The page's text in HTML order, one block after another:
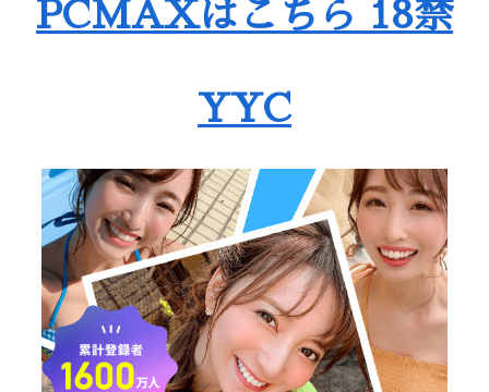
PCMAXはこちら 18禁
YYC